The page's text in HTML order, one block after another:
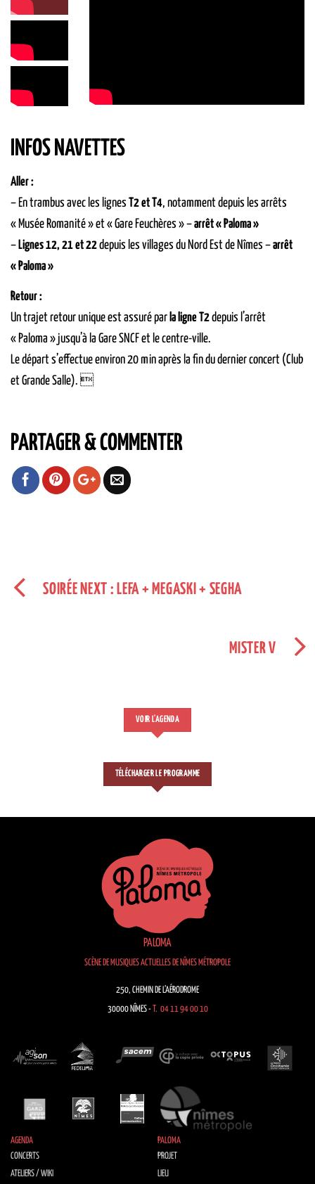
INFOS NAVETTES
Aller :
– En trambus avec les lignes T2 et T4, notamment depuis les arrêts
« Musée Romanité » et « Gare Feuchères » –arrêt « Paloma »
– Lignes 12, 21 et 22depuis les villages du Nord Est de Nîmes –arrêt
« Paloma »
Retour :
Un trajet retour unique est assuré par la ligne T2depuis l’arrêt
« Paloma » jusqu’à la Gare SNCF et le centre-ville.
Le départ s’effectue environ 20 min après la fin du dernier concert (Club
et Grande Salle). 
PARTAGER & COMMENTER
SOIRÉE NEXT : LEFA + MEGASKI + SEGHA
MISTER V
VOIR L'AGENDA
TÉLÉCHARGER LE PROGRAMME
PALOMA
SCÈNE DE MUSIQUES ACTUELLES DE NÎMES MÉTROPOLE
250, CHEMIN DE L’AÉRODROME
30000 NÎMES -T. 04 11 94 00 10
AGENDA
CONCERTS
ATELIERS / WIKI
PALOMA
PROJET
LIEU